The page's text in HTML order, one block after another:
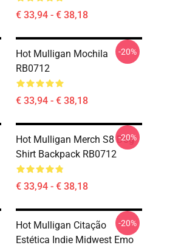
€ 33,94 - € 38,18
Hot Mulligan Mochila
RB0712
€ 33,94 - € 38,18
-20%
Hot Mulligan Merch S8 Dog
Shirt Backpack RB0712
€ 33,94 - € 38,18
-20%
Hot Mulligan Citação
Estética Indie Midwest Emo
-20%